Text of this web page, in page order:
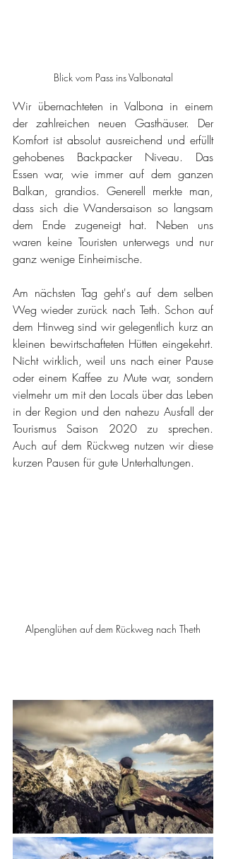
Blick vom Pass ins Valbonatal
Wir übernachteten in Valbona in einem
der zahlreichen neuen Gasthäuser. Der
Komfort ist absolut ausreichend und erfüllt
gehobenes Backpacker Niveau. Das
Essen war, wie immer auf dem ganzen
Balkan, grandios. Generell merkte man,
dass sich die Wandersaison so langsam
dem Ende zugeneigt hat. Neben uns
waren keine Touristen unterwegs und nur
ganz wenige Einheimische.
Am nächsten Tag geht's auf dem selben
Weg wieder zurück nach Teth. Schon auf
dem Hinweg sind wir gelegentlich kurz an
kleinen bewirtschafteten Hütten eingekehrt.
Nicht wirklich, weil uns nach einer Pause
oder einem Kaffee zu Mute war, sondern
vielmehr um mit den Locals über das Leben
in der Region und den nahezu Ausfall der
Tourismus Saison 2020 zu sprechen.
Auch auf dem Rückweg nutzen wir diese
kurzen Pausen für gute Unterhaltungen.
Alpenglühen auf dem Rückweg nach Theth